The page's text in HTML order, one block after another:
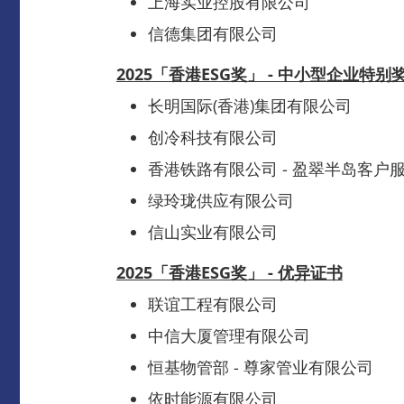
信德集团有限公司
2025「香港ESG奖 」 - 中小型企业特别
长明国际(香港)集团有限公司
创冷科技有限公司
香港铁路有限公司 - 盈翠半岛客户
绿玲珑供应有限公司
信山实业有限公司
2025「香港ESG奖 」 - 优异证书
联谊工程有限公司
中信大厦管理有限公司
恒基物管部 - 尊家管业有限公司
依时能源有限公司